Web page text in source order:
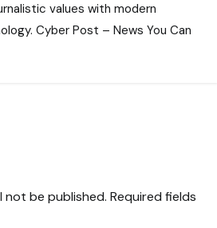
values with modern
Cyber Post – News You Can
not be published. Required fields